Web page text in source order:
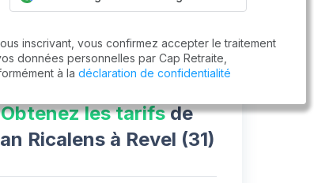
Obtenez les tarifsde
Ricalens à Revel (31)
inscrivant, vous confirmez accepter le traitement
données personnelles par Cap Retraite,
à la déclaration de confidentialité